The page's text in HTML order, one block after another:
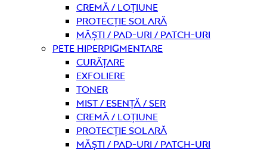
Cremă / Loțiune
Protecție solară
Măști / Pad-uri / Patch-uri
Pete hiperpigmentare
curățare
Exfoliere
Toner
Mist / Esență / Ser
Cremă / Loțiune
Protecție solară
Măști / Pad-uri / Patch-uri